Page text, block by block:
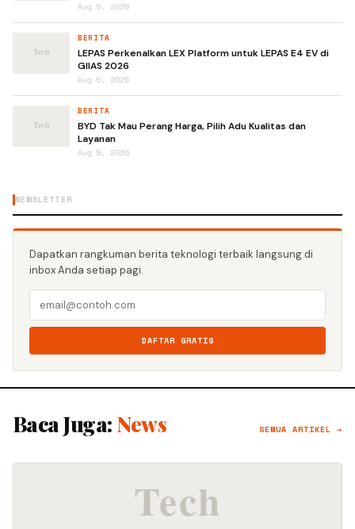
Aug 5, 2026
BERITA
LEPAS Perkenalkan LEX Platform untuk LEPAS E4 EV di
GIIAS 2026
Aug 5, 2026
BERITA
BYD Tak Mau Perang Harga, Pilih Adu Kualitas dan
Layanan
Aug 5, 2026
NEWSLETTER
Dapatkan rangkuman berita teknologi terbaik langsung di
inbox Anda setiap pagi.
DAFTAR GRATIS
Baca Juga: News SEMUA ARTIKEL →